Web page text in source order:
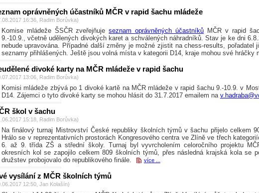
oprávněných účastníků MČR v rapid šachu mládeže
16:36, Radim Borůvka)
Komise mládeže ŠSČR zveřejňujeseznam oprávněných účastníků MČR v rapid
9.-10.9., včetně udělených divokých karet a schválených náhradníků. Stav je ke dni
nebude upravována. Případné další změny je možné zjistit na chess-results, pořadatel
seznamy přihlášených. Ještě jsou volná místa v kategorii D14, kraje mohou své hráčky
divoké karty na MČR mládeže v rapid šachu
13:06, Radim Borůvka)
Komisi mládeže zbývá po 1 divoké kartě na MČR mládeže v rapid šachu 9.-10.9. v
D14. Zájemci o tyto divoké karty se mohou hlásit do 31.7.2017 emailem na
škol v šachu
15:18, Radim Borůvka)
Na finálový turnaj Mistrovství České republiky školních týmů v šachu přijelo celkem
Hrálo se v reprezentativních prostorách Kongresového centra ve Zlíně ve třech
6. až 9. třída ZŠ a střední školy. Turnaj byl vyvrcholením celoročního projektu
okresních kol se zapojilo celkem 809 školních týmů, přes následná krajská kola se
družstev probojovalo do republikového finále.
více ...
vysílání z MČR školních týmů
12:50, Jan Kolašín)